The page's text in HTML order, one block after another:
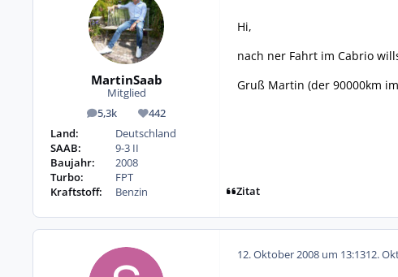
MartinSaab
Mitglied
5,3k
Beiträge 442
Reputation
Land:
Deutschland
SAAB:
9-3 II
Baujahr:
2008
Turbo:
FPT
Kraftstoff:
Benzin
Hi,
nach ner Fahrt im Cabrio
Gruß Martin (der 90000km
Zitat
12. Oktober 2008 um 13:1312.